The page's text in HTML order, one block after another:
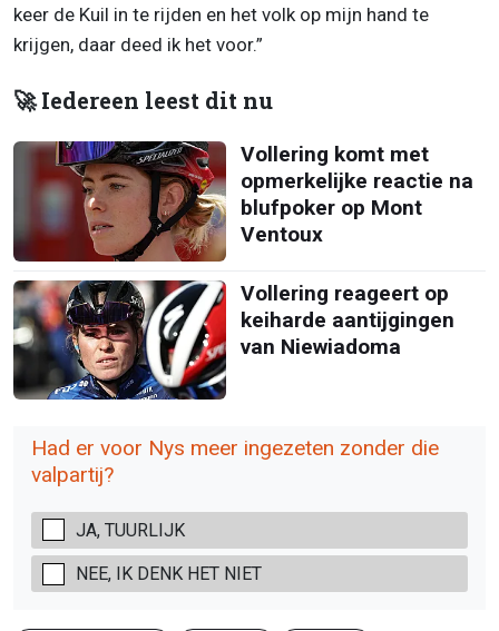
keer de Kuil in te rijden en het volk op mijn hand te
krijgen, daar deed ik het voor.”
🚀 Iedereen leest dit nu
Vollering komt met
opmerkelijke reactie na
blufpoker op Mont
Ventoux
Vollering reageert op
keiharde aantijgingen
van Niewiadoma
Had er voor Nys meer ingezeten zonder die
valpartij?
JA, TUURLIJK
NEE, IK DENK HET NIET